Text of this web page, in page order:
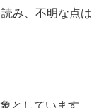
み、不明な点は
としています。